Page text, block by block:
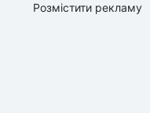
Розмістити рекламу